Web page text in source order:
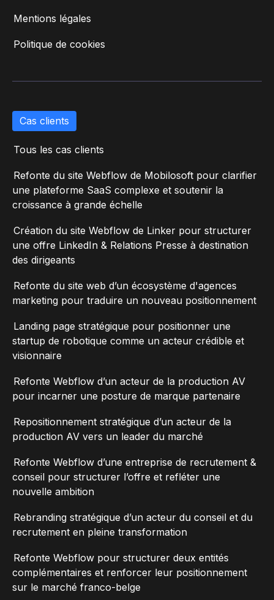
Mentions légales
Politique de cookies
Cas clients
Tous les cas clients
Refonte du site Webflow de Mobilosoft pour clarifier
une plateforme SaaS complexe et soutenir la
croissance à grande échelle
Création du site Webflow de Linker pour structurer
une offre LinkedIn & Relations Presse à destination
des dirigeants
Refonte du site web d’un écosystème d'agences
marketing pour traduire un nouveau positionnement
Landing page stratégique pour positionner une
startup de robotique comme un acteur crédible et
visionnaire
Refonte Webflow d’un acteur de la production AV
pour incarner une posture de marque partenaire
Repositionnement stratégique d’un acteur de la
production AV vers un leader du marché
Refonte Webflow d’une entreprise de recrutement &
conseil pour structurer l’offre et refléter une
nouvelle ambition
Rebranding stratégique d’un acteur du conseil et du
recrutement en pleine transformation
Refonte Webflow pour structurer deux entités
complémentaires et renforcer leur positionnement
sur le marché franco-belge